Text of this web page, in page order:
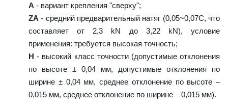
A - вариант крепления "сверху";
ZA - средний предварительный натяг (0,05~0,07C, что
составляет от 2,3 kN до 3,22 kN), условие
применения: требуется высокая точность;
H - высокий класс точности (допустимые отклонения
по высоте ± 0,04 мм, допустимые отклонения по
ширине ± 0,04 мм, среднее отклонение по высоте –
0,015 мм, среднее отклонение по ширине – 0,015 мм).